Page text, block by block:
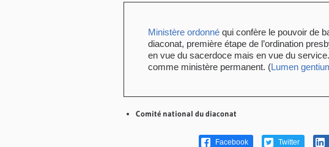
Ministère ordonné qui confère le pouvoir de
diaconat, première étape de l’ordination
en vue du sacerdoce mais en vue du
comme ministère permanent. (Lumen
Comité national du diaconat
Facebook Twitter